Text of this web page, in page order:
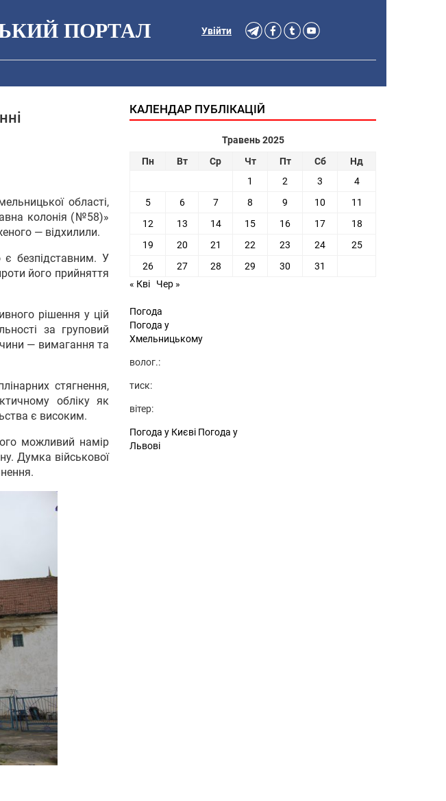
ПОРТАЛ Увійти
області,
колонія (№58)»
— відхилили.
безпідставним. У
його прийняття
рішення у цій
за груповий
— вимагання та
стягнення,
обліку як
є високим.
можливий намір
Думка військової
КАЛЕНДАР ПУБЛІКАЦІЙ
Травень 2025
Пн
Вт Ср Чт Пт Сб
Нд
1
2 3
4
5
6 7 8 9 10
11
12
13 14 15 16 17
18
19
20 21 22 23 24
25
26
27 28 29 30
31
« Кві
Чер »
Погода
Погода у
Хмельницькому
волог.:
тиск:
вітер:
Погода у Києві Погода у
Львові